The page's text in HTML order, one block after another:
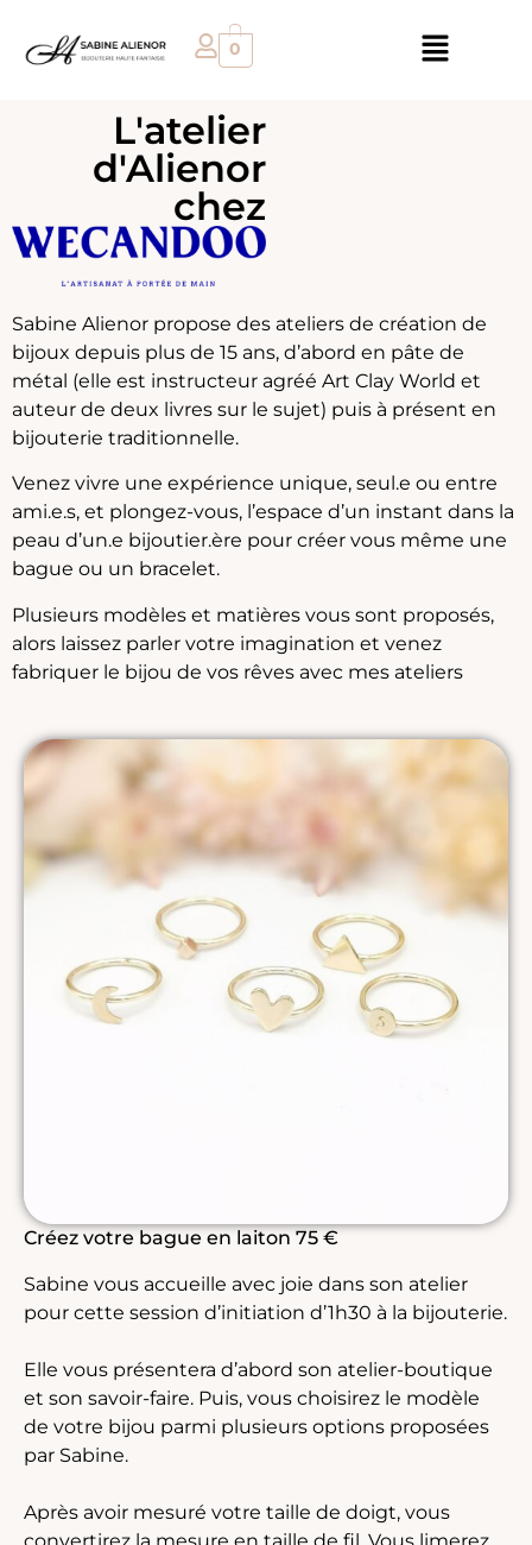
0
L'atelier
d'Alienor
chez
Sabine Alienor propose des ateliers de création de
bijoux depuis plus de 15 ans, d’abord en pâte de
métal (elle est instructeur agréé Art Clay World et
auteur de deux livres sur le sujet) puis à présent en
bijouterie traditionnelle.
Venez vivre une expérience unique, seul.e ou entre
ami.e.s, et plongez-vous, l’espace d’un instant dans la
peau d’un.e bijoutier.ère pour créer vous même une
bague ou un bracelet.
Plusieurs modèles et matières vous sont proposés,
alors laissez parler votre imagination et venez
fabriquer le bijou de vos rêves avec mes ateliers
Créez votre bague en laiton 75 €
Sabine vous accueille avec joie dans son atelier
pour cette session d’initiation d’1h30 à la bijouterie.
Elle vous présentera d’abord son atelier-boutique
et son savoir-faire. Puis, vous choisirez le modèle
de votre bijou parmi plusieurs options proposées
par Sabine.
Après avoir mesuré votre taille de doigt, vous
convertirez la mesure en taille de fil. Vous limerez,